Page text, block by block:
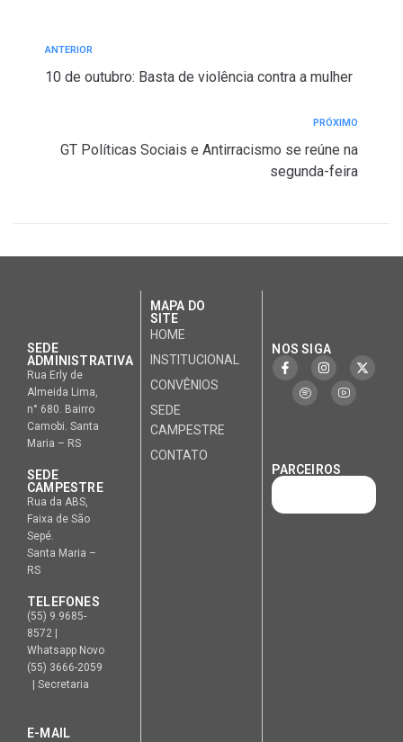
ANTERIOR
10 de outubro: Basta de violência contra a mulher
PRÓXIMO
GT Políticas Sociais e Antirracismo se reúne na
segunda-feira
SEDE
ADMINISTRATIVA
Rua Erly de
Almeida Lima,
n° 680. Bairro
Camobi. Santa
Maria – RS
SEDE
CAMPESTRE
Rua da ABS,
Faixa de São
Sepé.
Santa Maria –
RS
TELEFONES
(55) 9.9685-
8572 |
Whatsapp Novo
(55) 3666-2059
| Secretaria
E-MAIL
MAPA DO
SITE
HOME
INSTITUCIONAL
CONVÊNIOS
SEDE
CAMPESTRE
CONTATO
NOS SIGA
PARCEIROS